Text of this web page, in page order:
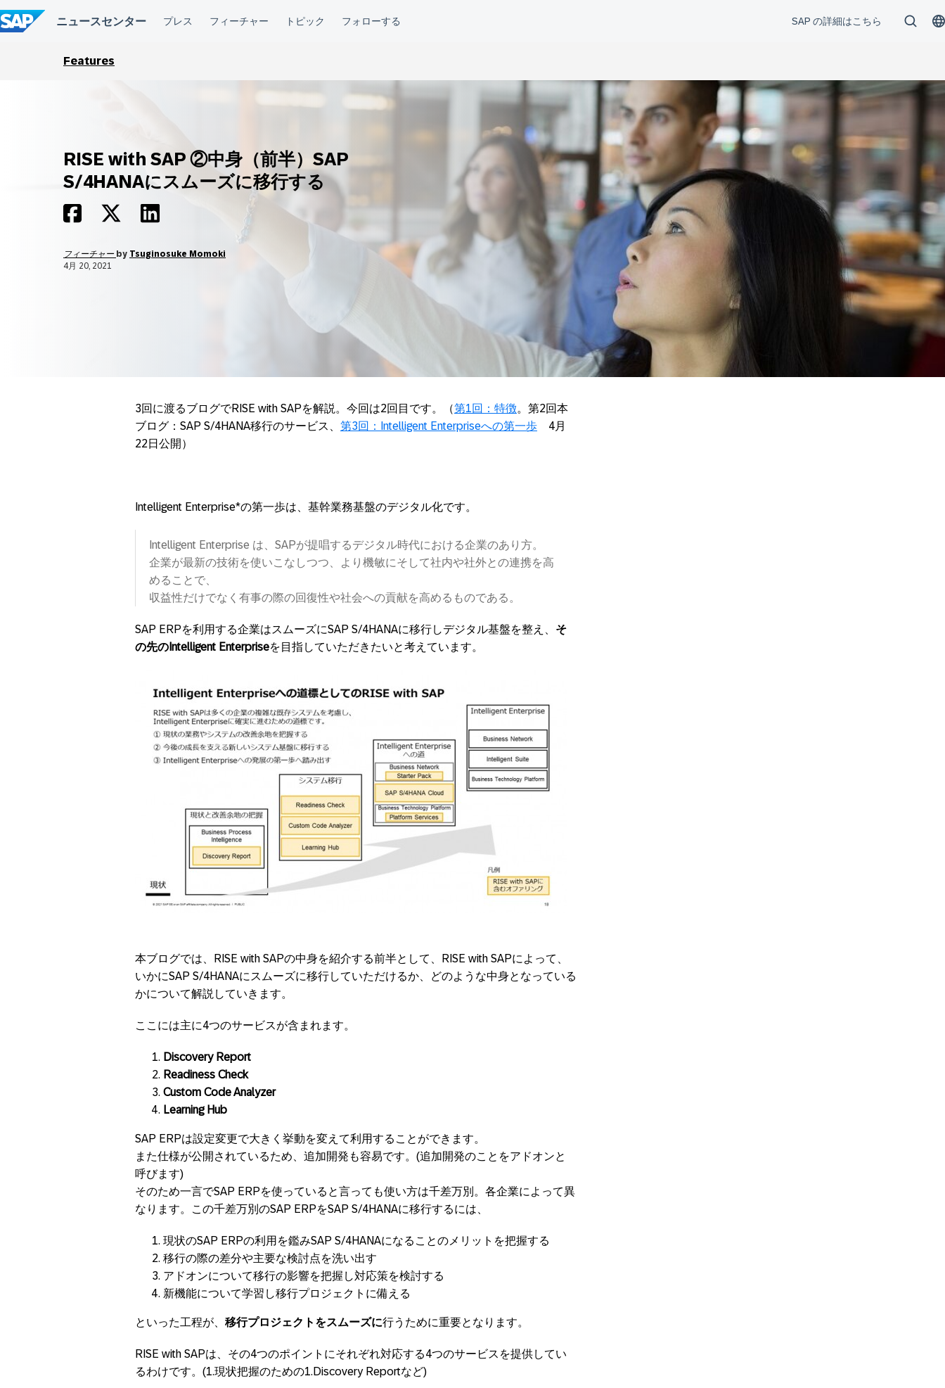
ン
テ
Features
RISE with SAP ②中身（前半）SAP
S/4HANAにスムーズに移行する
フィーチャー by Tsuginosuke Momoki
4月 20, 2021
3回に渡るブログでRISE with SAPを解説。今回は2回目です。（第1回：特徴。第2回本
ブログ：SAP S/4HANA移行のサービス、 第3回：Intelligent Enterpriseへの第一歩 4月
22日公開）
Intelligent Enterprise*の第一歩は、基幹業務基盤のデジタル化です。
Intelligent Enterprise は、SAPが提唱するデジタル時代における企業のあり方。
企業が最新の技術を使いこなしつつ、より機敏にそして社内や社外との連携を高
めることで、
収益性だけでなく有事の際の回復性や社会への貢献を高めるものである。
SAP ERPを利用する企業はスムーズにSAP S/4HANAに移行しデジタル基盤を整え、 そ
の先のIntelligent Enterpriseを目指していただきたいと考えています。
本ブログでは、RISE with SAPの中身を紹介する前半として、RISE with SAPによって、
いかにSAP S/4HANAにスムーズに移行していただけるか、どのような中身となっている
かについて解説していきます。
ここには主に4つのサービスが含まれます。
Discovery Report
Readiness Check
Custom Code Analyzer
Learning Hub
SAP ERPは設定変更で大きく挙動を変えて利用することができます。
また仕様が公開されているため、追加開発も容易です。(追加開発のことをアドオンと
呼びます)
そのため一言でSAP ERPを使っていると言っても使い方は千差万別。各企業によって異
なります。この千差万別のSAP ERPをSAP S/4HANAに移行するには、
現状のSAP ERPの利用を鑑みSAP S/4HANAになることのメリットを把握する
移行の際の差分や主要な検討点を洗い出す
アドオンについて移行の影響を把握し対応策を検討する
新機能について学習し移行プロジェクトに備える
といった工程が、 移行プロジェクトをスムーズに行うために重要となります。
RISE with SAPは、その4つのポイントにそれぞれ対応する4つのサービスを提供してい
るわけです。(1.現状把握のための1.Discovery Reportなど)